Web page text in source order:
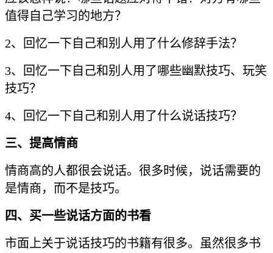
值得自己学习的地方？
2、回忆一下自己和别人用了什么修辞手法？
3、回忆一下自己和别人用了哪些幽默技巧、玩笑
技巧？
4、回忆一下自己和别人用了什么说话技巧？
三、提高情商
情商高的人都很会说话。很多时候，说话需要的
是情商，而不是技巧。
四、买一些说话方面的书看
市面上关于说话技巧的书籍有很多。虽然很多书